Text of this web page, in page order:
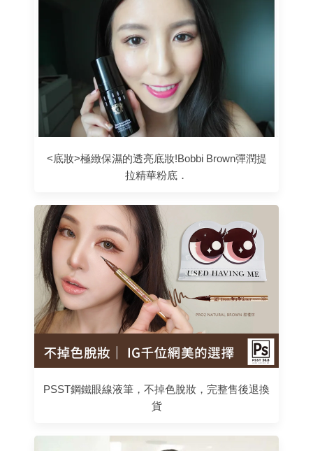
<底妝>極緻保濕的透亮底妝!Bobbi Brown彈潤提
拉精華粉底．
PSST鋼鐵眼線液筆，不掉色脫妝，完整售後退換
貨